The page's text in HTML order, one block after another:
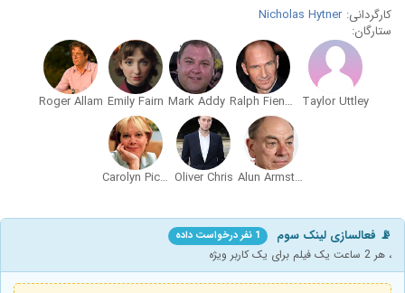
کارگردانی: Nicholas Hytner
ستارگان:
Taylor Uttley
Ralph Fiennes
Mark Addy
Emily Fairn
Roger Allam
Alun Armstrong
Oliver Chris
Carolyn Pickles
📡 فعالسازی لینک سوم 1 نفر درخواست داده
، هر 2 ساعت یک فیلم برای یک کاربر ویژه